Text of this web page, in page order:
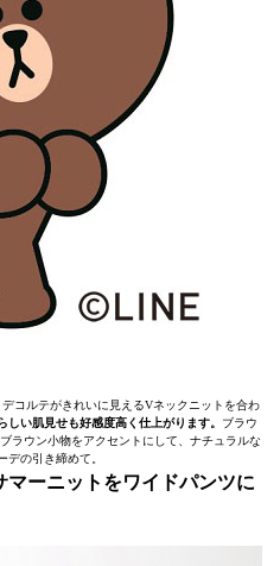
コルテがきれいに見えるVネックニットを合わ
しい肌見せも好感度高く仕上がります。 ブラウ
ラウン小物をアクセントにして、ナチュラルな
デの引き締めて。
マーニットをワイドパンツに